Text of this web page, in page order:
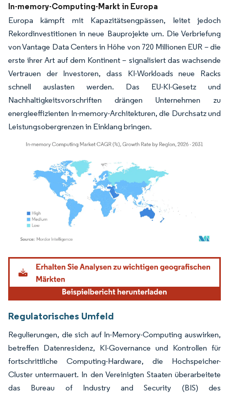
In-memory-Computing-Markt in Europa
Europa kämpft mit Kapazitätsengpässen, leitet jedoch
Rekordinvestitionen in neue Bauprojekte um. Die Verbriefung
von Vantage Data Centers in Höhe von 720 Millionen EUR – die
erste ihrer Art auf dem Kontinent – signalisiert das wachsende
Vertrauen der Investoren, dass KI-Workloads neue Racks
schnell auslasten werden. Das EU-KI-Gesetz und
Nachhaltigkeitsvorschriften drängen Unternehmen zu
energieeffizienten In-memory-Architekturen, die Durchsatz und
Leistungsobergrenzen in Einklang bringen.
Bild © Mordor Intelligence. Wiederverwendung erfordert Namensnennung gemäß
Regulatorisches Umfeld
Regulierungen, die sich auf In-Memory-Computing auswirken,
betreffen Datenresidenz, KI-Governance und Kontrollen für
fortschrittliche Computing-Hardware, die Hochspeicher-
Cluster untermauert. In den Vereinigten Staaten überarbeitete
das Bureau of Industry and Security (BIS) des